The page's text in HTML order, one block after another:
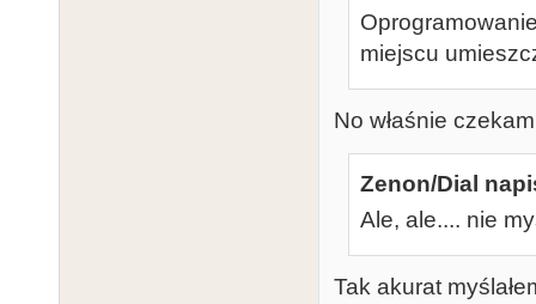
miejscu
No właśnie
Zenon/Dial
Ale, ale.... nie
Tak akurat